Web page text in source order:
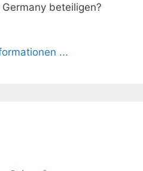
beteiligen?
...